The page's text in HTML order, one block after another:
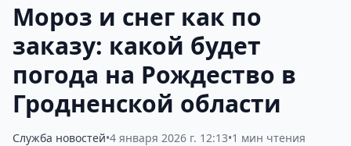
Мороз и снег как по
заказу: какой будет
погода на Рождество в
Гродненской области
Служба новостей•4 января 2026 г. 12:13•1 мин чтения